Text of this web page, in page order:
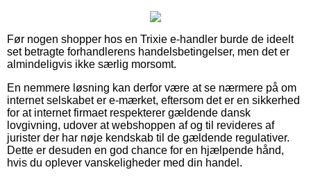
Før nogen shopper hos en Trixie e-handler burde de ideelt
set betragte forhandlerens handelsbetingelser, men det er
almindeligvis ikke særlig morsomt.
En nemmere løsning kan derfor være at se nærmere på om
internet selskabet er e-mærket, eftersom det er en sikkerhed
for at internet firmaet respekterer gældende dansk
lovgivning, udover at webshoppen af og til revideres af
jurister der har nøje kendskab til de gældende regulativer.
Dette er desuden en god chance for en hjælpende hånd,
hvis du oplever vanskeligheder med din handel.